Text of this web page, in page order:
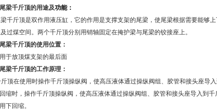
梁千斤顶的用途及功能：
千斤顶是双作用液压缸，它的作用是支撑支架的尾梁，使尾梁根据需要能够
过煤空间。两个千斤顶分别用销轴固定在掩护梁与尾梁的铰接座上。
梁千斤顶的使用位置：
于放顶煤支架的最后面
梁千斤顶的工作原理：
在使用时操作千斤顶操纵阀，使高压液体通过操纵阀组、胶管和接头座导
缩时，操作千斤顶操纵阀，使高压液体通过操纵阀组、胶管和接头座导入到
下回缩。